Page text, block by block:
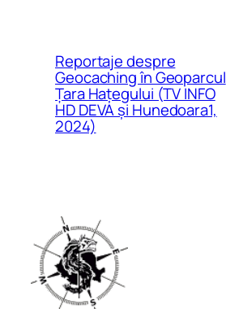
Reportaje despre
Geocaching în Geoparcul
Țara Hațegului (TV INFO
HD DEVA și Hunedoara1,
2024)